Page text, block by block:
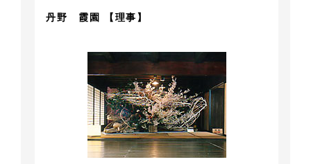
丹野 霞園 【理事】